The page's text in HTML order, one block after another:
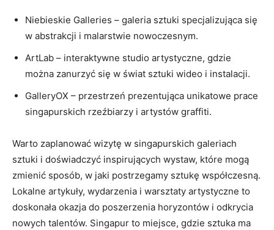
Niebieskie Galleries – galeria sztuki specjalizująca się
w abstrakcji i malarstwie nowoczesnym.
ArtLab – interaktywne⁤ studio artystyczne, gdzie
można zanurzyć​ się w świat sztuki wideo i instalacji.
GalleryOX – przestrzeń prezentująca unikatowe prace
singapurskich rzeźbiarzy i artystów graffiti.
Warto ‍zaplanować wizytę w singapurskich galeriach⁢
sztuki i doświadczyć‍ inspirujących​ wystaw, ‍które mogą
zmienić ‌sposób, w jaki postrzegamy sztukę współczesną.
Lokalne artykuły, wydarzenia i warsztaty artystyczne to
doskonała okazja do ​poszerzenia horyzontów i odkrycia
nowych talentów. Singapur to miejsce,​ gdzie sztuka ⁣ma